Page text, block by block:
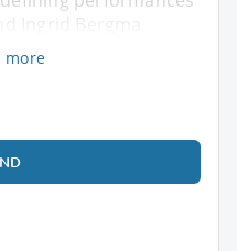
Ingrid Bergma
more